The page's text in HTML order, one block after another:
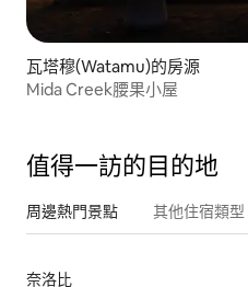
瓦塔穆(Watamu)的房源
Mida Creek腰果小屋
值得一訪的目的地
周邊熱門景點 其他住宿類型
奈洛比